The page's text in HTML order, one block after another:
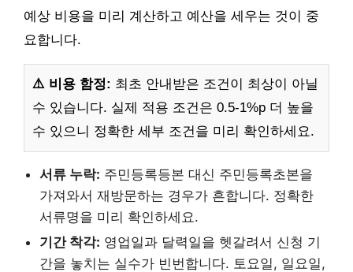
예상 비용을 미리 계산하고 예산을 세우는 것이 중
요합니다.
⚠️ 비용 함정: 최초 안내받은 조건이 최상이 아닐
수 있습니다. 실제 적용 조건은 0.5-1%p 더 높을
수 있으니 정확한 세부 조건을 미리 확인하세요.
서류 누락: 주민등록등본 대신 주민등록초본을
가져와서 재방문하는 경우가 흔합니다. 정확한
서류명을 미리 확인하세요.
기간 착각: 영업일과 달력일을 헷갈려서 신청 기
간을 놓치는 실수가 빈번합니다. 토요일, 일요일,